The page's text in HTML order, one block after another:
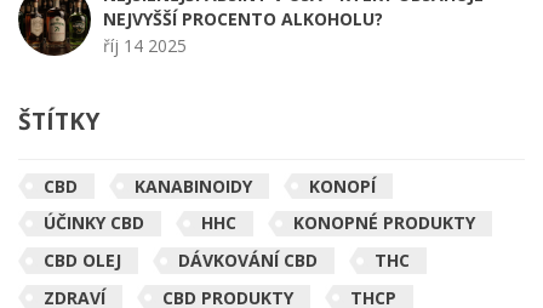
NEJVYŠŠÍ PROCENTO ALKOHOLU?
říj 14 2025
ŠTÍTKY
CBD KANABINOIDY
KONOPÍ
ÚČINKY CBD
HHC
KONOPNÉ PRODUKTY
CBD OLEJ
DÁVKOVÁNÍ CBD
THC
ZDRAVÍ
CBD PRODUKTY
THCP